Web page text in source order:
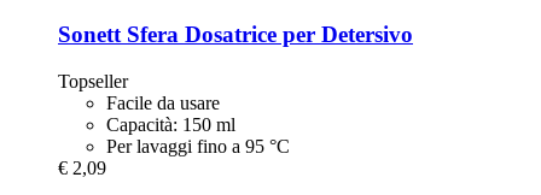
SonettSfera Dosatrice per Detersivo
Topseller
Facile da usare
Capacità: 150 ml
Per lavaggi fino a 95 °C
€ 2,09